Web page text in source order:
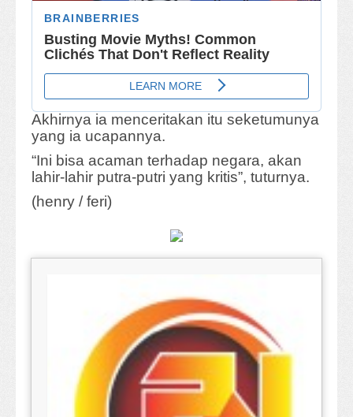
Akhirnya ia menceritakan itu seketumunya
yang ia ucapannya.
“Ini bisa acaman terhadap negara, akan
lahir-lahir putra-putri yang kritis”, tuturnya.
(henry / feri)